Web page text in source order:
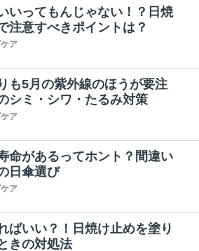
いってもんじゃない！？日焼
注意すべきポイントは？
ア
も5月の紫外線のほうが要注
シミ・シワ・たるみ対策
ア
命があるってホント？間違い
日傘選び
ア
ばいい？！日焼け止めを塗り
きの対処法